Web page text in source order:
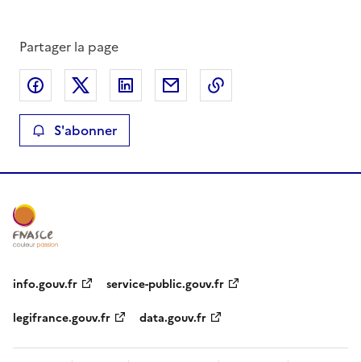
Partager la page
Partager sur Facebook
Partager sur XPartager sur LinkedIn
Partager par email
S'abonner
info.gouv.fr
service-public.gouv.fr
legifrance.gouv.fr
data.gouv.fr